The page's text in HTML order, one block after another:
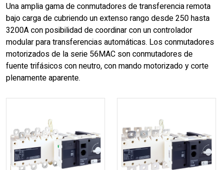
Una amplia gama de conmutadores de transferencia remota
bajo carga de cubriendo un extenso rango desde 250 hasta
3200A con posibilidad de coordinar con un controlador
modular para transferencias automáticas. Los conmutadores
motorizados de la serie 56MAC son conmutadores de
fuente trifásicos con neutro, con mando motorizado y corte
plenamente aparente.